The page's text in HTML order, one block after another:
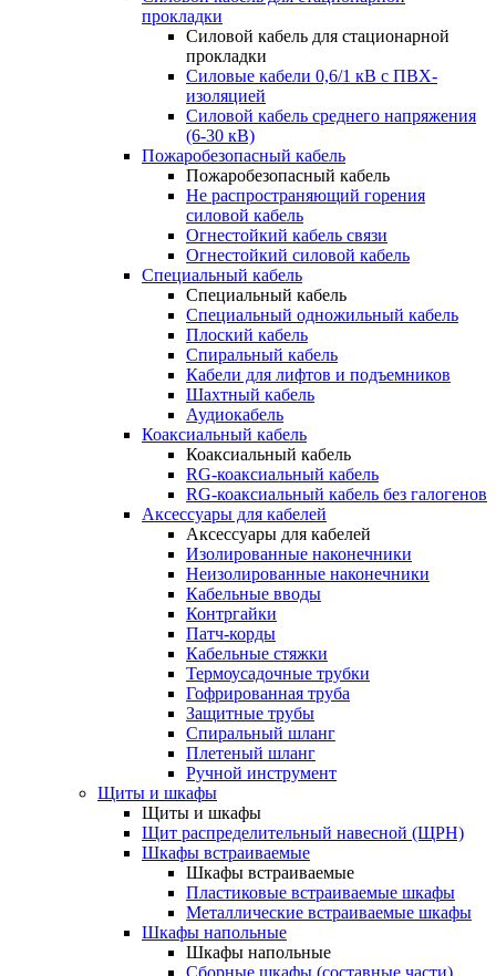
прокладки
Силовой кабель для стационарной
прокладки
Силовые кабели 0,6/1 кВ с ПВХ-
изоляцией
Силовой кабель среднего напряжения
(6-30 кВ)
Пожаробезопасный кабель
Пожаробезопасный кабель
Не распространяющий горения
силовой кабель
Огнестойкий кабель связи
Огнестойкий силовой кабель
Специальный кабель
Специальный кабель
Специальный одножильный кабель
Плоский кабель
Спиральный кабель
Кабели для лифтов и подъемников
Шахтный кабель
Аудиокабель
Коаксиальный кабель
Коаксиальный кабель
RG-коаксиальный кабель
RG-коаксиальный кабель без галогенов
Аксессуары для кабелей
Аксессуары для кабелей
Изолированные наконечники
Неизолированные наконечники
Кабельные вводы
Контргайки
Патч-корды
Кабельные стяжки
Термоусадочные трубки
Гофрированная труба
Защитные трубы
Спиральный шланг
Плетеный шланг
Ручной инструмент
Щиты и шкафы
Щиты и шкафы
Щит распределительный навесной (ЩРН)
Шкафы встраиваемые
Шкафы встраиваемые
Пластиковые встраиваемые шкафы
Металлические встраиваемые шкафы
Шкафы напольные
Шкафы напольные
Сборные шкафы (составные части)